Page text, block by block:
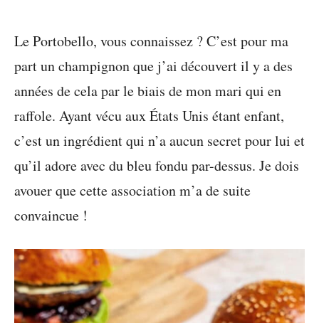
Le Portobello, vous connaissez ? C’est pour ma
part un champignon que j’ai découvert il y a des
années de cela par le biais de mon mari qui en
raffole. Ayant vécu aux États Unis étant enfant,
c’est un ingrédient qui n’a aucun secret pour lui et
qu’il adore avec du bleu fondu par-dessus. Je dois
avouer que cette association m’a de suite
convaincue !